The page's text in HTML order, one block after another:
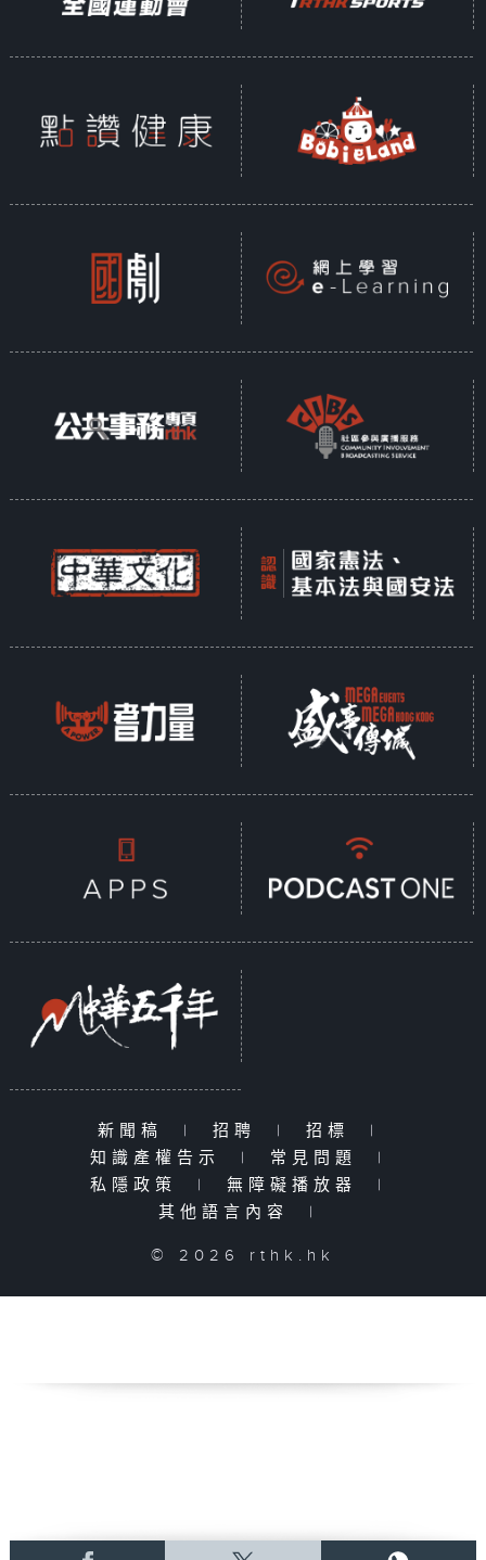
新聞稿 | 招聘 | 招標
|
知識產權告示
| 常見問題
|
私隱政策
| 無障礙播放器
|
其他語言內容
|
© 2026 rthk.hk